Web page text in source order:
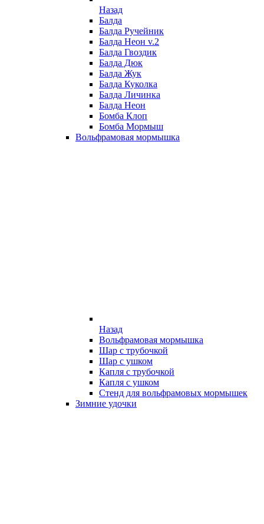
Назад
Балда
Балда Ручейник
Балда Неон v.2
Балда Гвоздик
Балда Дюк
Балда Жук
Балда Куколка
Балда Личинка
Балда Неон
Бомба Клоп
Бомба Мормыш
Вольфрамовая мормышка
Назад
Вольфрамовая мормышка
Шар с трубочкой
Шар с ушком
Капля с трубочкой
Капля с ушком
Стенд для вольфрамовых мормышек
Зимние удочки